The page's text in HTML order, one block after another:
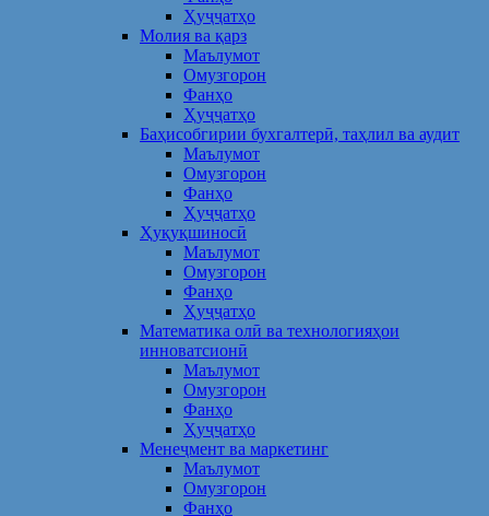
Ҳуҷҷатҳо
Молия ва қарз
Маълумот
Омузгорон
Фанҳо
Ҳуҷҷатҳо
Баҳисобгирии бухгалтерӣ, таҳлил ва аудит
Маълумот
Омузгорон
Фанҳо
Ҳуҷҷатҳо
Ҳуқуқшиносӣ
Маълумот
Омузгорон
Фанҳо
Ҳуҷҷатҳо
Математика олӣ ва технологияҳои
инноватсионӣ
Маълумот
Омузгорон
Фанҳо
Ҳуҷҷатҳо
Менеҷмент ва маркетинг
Маълумот
Омузгорон
Фанҳо